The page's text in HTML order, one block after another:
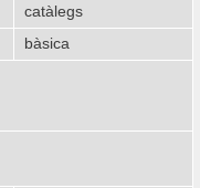
catàlegs
bàsica